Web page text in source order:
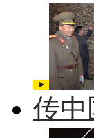
传中